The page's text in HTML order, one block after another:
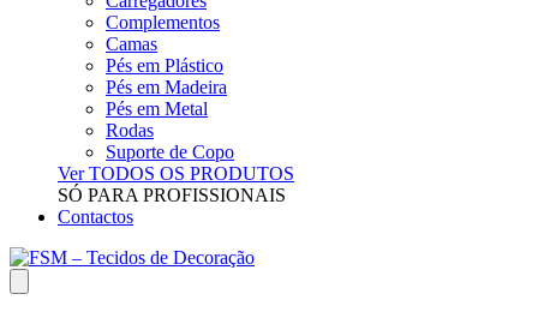
Complementos
Camas
Pés em Plástico
Pés em Madeira
Pés em Metal
Rodas
Suporte de Copo
Ver TODOS OS PRODUTOS
SÓ PARA PROFISSIONAIS
Contactos